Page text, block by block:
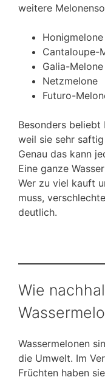
weitere
Honigmelone
Cantaloupe-
Galia-Melone
Netzmelone
Futuro-
Besonders beliebt
weil sie sehr
Genau das kann
Eine ganze
Wer zu viel kauft
muss,
deutlich.
Wie
Wassermelonen
die Umwelt. Im
Früchten haben